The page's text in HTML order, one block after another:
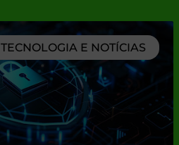
TECNOLOGIA E NOTÍCIAS